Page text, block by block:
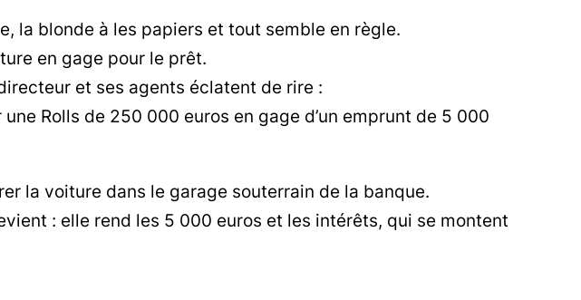
la blonde à les papiers et tout semble en règle.
en gage pour le prêt.
et ses agents éclatent de rire :
Rolls de 250 000 euros en gage d’un emprunt de 5 000
la voiture dans le garage souterrain de la banque.
: elle rend les 5 000 euros et les intérêts, qui se montent